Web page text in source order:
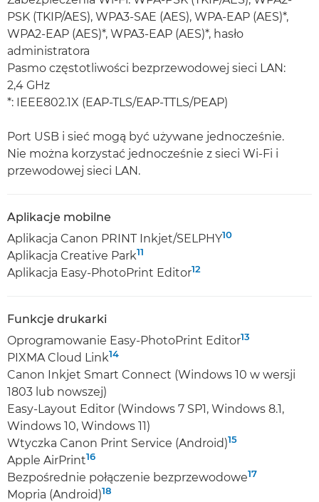
PSK (TKIP/AES), WPA3-SAE (AES), WPA-EAP (AES)*,
WPA2-EAP (AES)*, WPA3-EAP (AES)*, hasło
administratora
Pasmo częstotliwości bezprzewodowej sieci LAN:
2,4 GHz
*: IEEE802.1X (EAP-TLS/EAP-TTLS/PEAP)
Port USB i sieć mogą być używane jednocześnie.
Nie można korzystać jednocześnie z sieci Wi-Fi i
przewodowej sieci LAN.
Aplikacje mobilne
Aplikacja Canon PRINT Inkjet/SELPHY10
Aplikacja Creative Park11
Aplikacja Easy-PhotoPrint Editor12
Funkcje drukarki
Oprogramowanie Easy-PhotoPrint Editor13
PIXMA Cloud Link14
Canon Inkjet Smart Connect (Windows 10 w wersji
1803 lub nowszej)
Easy-Layout Editor (Windows 7 SP1, Windows 8.1,
Windows 10, Windows 11)
Wtyczka Canon Print Service (Android)15
Apple AirPrint16
Bezpośrednie połączenie bezprzewodowe17
Mopria (Android)18